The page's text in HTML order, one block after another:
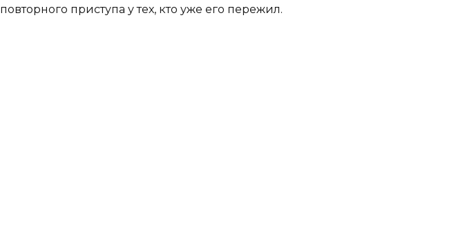
повторного приступа у тех, кто уже его пережил.